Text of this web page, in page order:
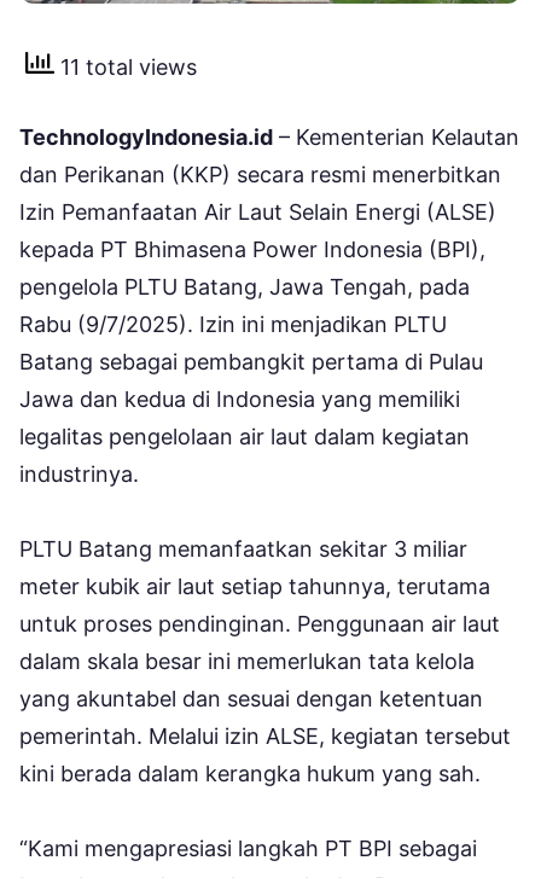
11 total views
TechnologyIndonesia.id – Kementerian Kelautan
dan Perikanan (KKP) secara resmi menerbitkan
Izin Pemanfaatan Air Laut Selain Energi (ALSE)
kepada PT Bhimasena Power Indonesia (BPI),
pengelola PLTU Batang, Jawa Tengah, pada
Rabu (9/7/2025). Izin ini menjadikan PLTU
Batang sebagai pembangkit pertama di Pulau
Jawa dan kedua di Indonesia yang memiliki
legalitas pengelolaan air laut dalam kegiatan
industrinya.
PLTU Batang memanfaatkan sekitar 3 miliar
meter kubik air laut setiap tahunnya, terutama
untuk proses pendinginan. Penggunaan air laut
dalam skala besar ini memerlukan tata kelola
yang akuntabel dan sesuai dengan ketentuan
pemerintah. Melalui izin ALSE, kegiatan tersebut
kini berada dalam kerangka hukum yang sah.
“Kami mengapresiasi langkah PT BPI sebagai